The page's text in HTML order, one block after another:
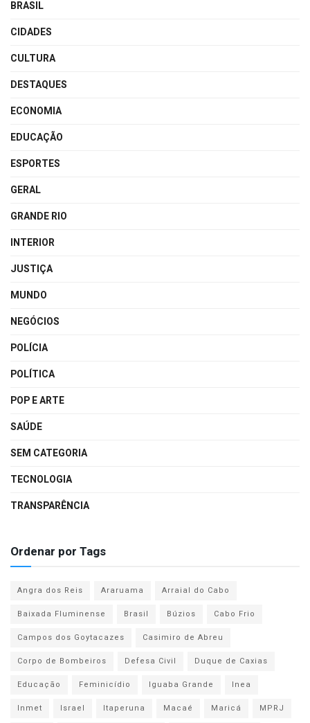
BRASIL
CIDADES
CULTURA
DESTAQUES
ECONOMIA
EDUCAÇÃO
ESPORTES
GERAL
GRANDE RIO
INTERIOR
JUSTIÇA
MUNDO
NEGÓCIOS
POLÍCIA
POLÍTICA
POP E ARTE
SAÚDE
SEM CATEGORIA
TECNOLOGIA
TRANSPARÊNCIA
Ordenar por Tags
Angra dos Reis Araruama
Arraial do Cabo
Baixada Fluminense
Brasil Búzios
Cabo Frio
Campos dos Goytacazes
Casimiro de Abreu
Corpo de Bombeiros
Defesa Civil
Duque de Caxias
Educação
Feminicídio Iguaba Grande
Inea
Inmet
Israel Itaperuna Macaé Maricá
MPRJ